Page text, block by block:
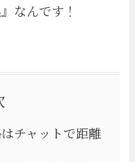
なんです！
チャットで距離